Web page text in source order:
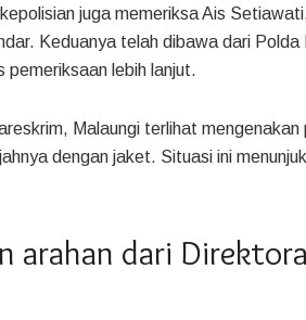
juga memeriksa Ais
Keduanya telah dibawa dari
pemeriksaan lebih lanjut.
Malaungi terlihat
dengan jaket. Situasi ini
arahan dari